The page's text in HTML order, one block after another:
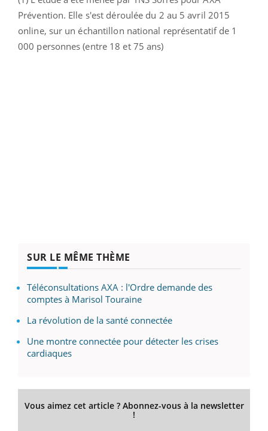
Prévention. Elle s'est déroulée du 2 au 5 avril 2015
online, sur un échantillon national représentatif de 1
000 personnes (entre 18 et 75 ans)
SUR LE MÊME THÈME
Téléconsultations AXA : l'Ordre demande des
comptes à Marisol Touraine
La révolution de la santé connectée
Une montre connectée pour détecter les crises
cardiaques
Vous aimez cet article ? Abonnez-vous à la newsletter
!